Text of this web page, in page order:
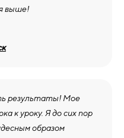
выше!
результаты! Мое
к уроку. Я до сих пор
образом